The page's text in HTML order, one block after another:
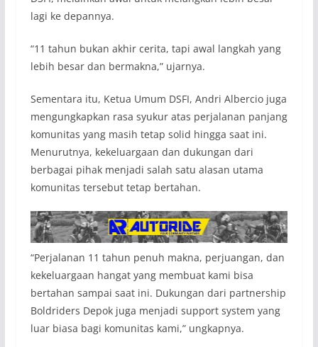
lagi ke depannya.
“11 tahun bukan akhir cerita, tapi awal langkah yang
lebih besar dan bermakna,” ujarnya.
Sementara itu, Ketua Umum DSFI, Andri Albercio juga
mengungkapkan rasa syukur atas perjalanan panjang
komunitas yang masih tetap solid hingga saat ini.
Menurutnya, kekeluargaan dan dukungan dari
berbagai pihak menjadi salah satu alasan utama
komunitas tersebut tetap bertahan.
“Perjalanan 11 tahun penuh makna, perjuangan, dan
kekeluargaan hangat yang membuat kami bisa
bertahan sampai saat ini. Dukungan dari partnership
Boldriders Depok juga menjadi support system yang
luar biasa bagi komunitas kami,” ungkapnya.